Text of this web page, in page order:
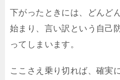
下がったときには、どんど
始まり、言い訳という自己
ってしまいます。
ここさえ乗り切れば、確実